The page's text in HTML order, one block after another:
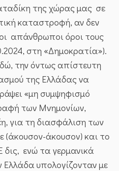
της χώρας μας σε
καταστροφή, αν δεν
απάνθρωποι όροι τους
στη «Δημοκρατία»).
την όντως απίστευτη
της Ελλάδας να
«μη συμψηφισμό
των Μνημονίων,
για τη διασφάλιση των
(άκουσον-άκουσον) και το
ενώ τα γερμανικά
Ελλάδα υπολογίζονταν με